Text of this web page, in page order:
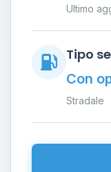
Ultimo
Tipo
Con
Stradale